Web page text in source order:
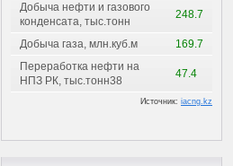
Добыча нефти и газового
конденсата, тыс.тонн
248.7
Добыча газа, млн.куб.м
169.7
Переработка нефти на
НПЗ РК, тыс.тонн38
47.4
Источник: iacng.kz